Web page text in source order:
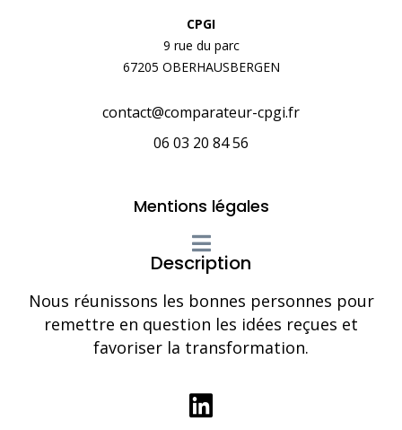
CPGI
9 rue du parc
67205 OBERHAUSBERGEN
contact@comparateur-cpgi.fr
06 03 20 84 56
Mentions légales
Description
Nous réunissons les bonnes personnes pour
remettre en question les idées reçues et
favoriser la transformation.